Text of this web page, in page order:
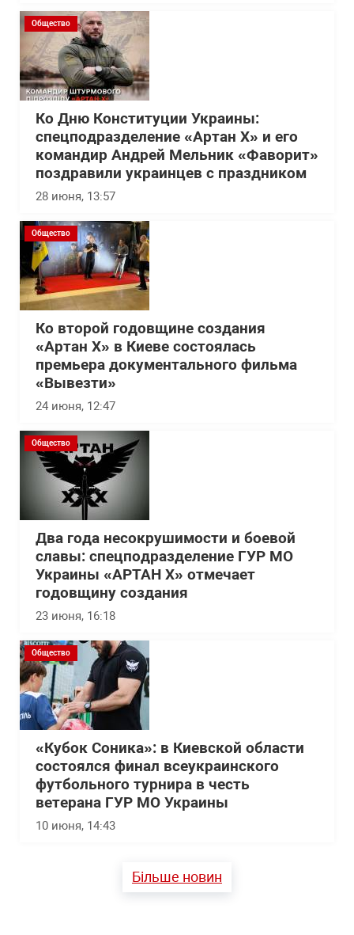
Общество
Ко Дню Конституции Украины:
спецподразделение «Артан Х» и его
командир Андрей Мельник «Фаворит»
поздравили украинцев с праздником
28 июня, 13:57
Общество
Ко второй годовщине создания
«Артан Х» в Киеве состоялась
премьера документального фильма
«Вывезти»
24 июня, 12:47
Общество
Два года несокрушимости и боевой
славы: спецподразделение ГУР МО
Украины «АРТАН Х» отмечает
годовщину создания
23 июня, 16:18
Общество
«Кубок Соника»: в Киевской области
состоялся финал всеукраинского
футбольного турнира в честь
ветерана ГУР МО Украины
10 июня, 14:43
Більше новин